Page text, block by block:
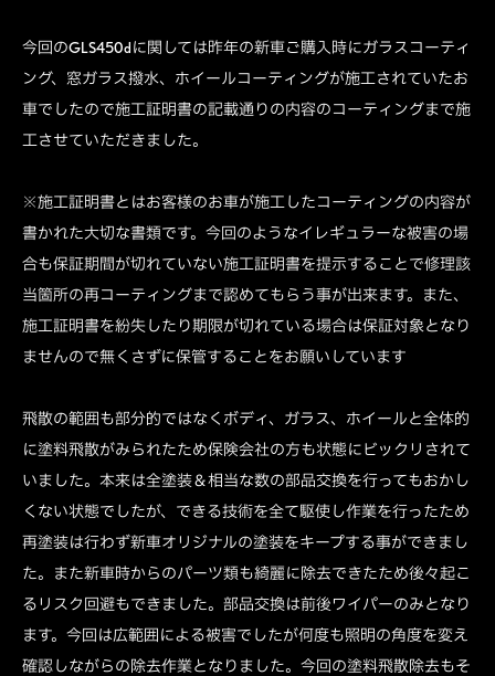
今回のGLS450dに関しては昨年の新車ご購入時にガラスコーティ
ング、窓ガラス撥水、ホイールコーティングが施工されていたお
車でしたので施工証明書の記載通りの内容のコーティングまで施
工させていただきました。
※施工証明書とはお客様のお車が施工したコーティングの内容が
書かれた大切な書類です。今回のようなイレギュラーな被害の場
合も保証期間が切れていない施工証明書を提示することで修理該
当箇所の再コーティングまで認めてもらう事が出来ます。また、
施工証明書を紛失したり期限が切れている場合は保証対象となり
ませんので無くさずに保管することをお願いしています
飛散の範囲も部分的ではなくボディ、ガラス、ホイールと全体的
に塗料飛散がみられたため保険会社の方も状態にビックリされて
いました。本来は全塗装＆相当な数の部品交換を行ってもおかし
くない状態でしたが、できる技術を全て駆使し作業を行ったため
再塗装は行わず新車オリジナルの塗装をキープする事ができまし
た。また新車時からのパーツ類も綺麗に除去できたため後々起こ
るリスク回避もできました。部品交換は前後ワイパーのみとなり
ます。今回は広範囲による被害でしたが何度も照明の角度を変え
確認しながらの除去作業となりました。今回の塗料飛散除去もそ